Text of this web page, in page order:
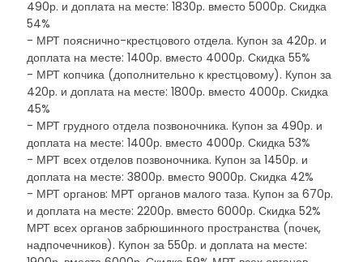
490р. и доплата на месте: 1830р. вместо 5000р. Скидка
54%
- МРТ пояснично-крестцового отдела. Купон за 420р. и
доплата на месте: 1400р. вместо 4000р. Скидка 55%
- МРТ копчика (дополнительно к крестцовому). Купон за
420р. и доплата на месте: 1800р. вместо 4000р. Скидка
45%
- МРТ грудного отдела позвоночника. Купон за 490р. и
доплата на месте: 1400р. вместо 4000р. Скидка 53%
- МРТ всех отделов позвоночника. Купон за 1450р. и
доплата на месте: 3800р. вместо 9000р. Скидка 42%
- МРТ органов: МРТ органов малого таза. Купон за 670р.
и доплата на месте: 2200р. вместо 6000р. Скидка 52%
МРТ всех органов забрюшинного пространства (почек,
надпочечников). Купон за 550р. и доплата на месте: